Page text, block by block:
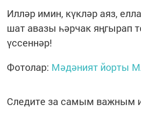
Илләр имин, күкләр аяз,
шат авазы һәрчак яңгырап
үссеннәр!
Фотолар: Мәдәният йорты
Следите за самым важным